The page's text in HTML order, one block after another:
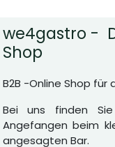
we4gastro -
Shop
B2B -Online Shop für
Bei uns finden
Angefangen beim
angesagten Bar.